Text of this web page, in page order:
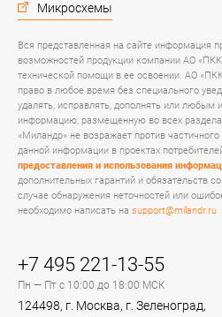
Микросхемы
Вся представленная на сайте информация
возможностей продукции компании АО
технической помощи в ее освоении. АО
право в любое время без специального
удалять, исправлять, дополнять или любым
информацию, размещенную во всех
«Миландр» не возражает против
данной информации в проектах
предоставления и использования
дополнительных гарантий и обязательств
случае обнаружения неточностей или
необходимо написать на support@milandr.ru
+7 495 221-13-55
Пн — Пт с 10:00 до 18:00 МСК
124498, г. Москва, г. Зеленоград,